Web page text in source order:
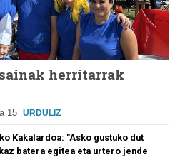
herritarrak
15 URDULIZ
Kakalardoa: "Asko gustuko dut
batera egitea eta urtero jende